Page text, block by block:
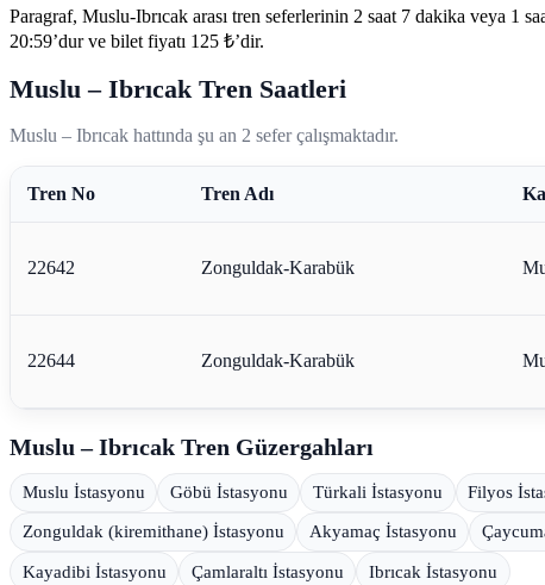
Paragraf, Muslu-Ibrıcak arası tren seferlerinin 2 saat 7 dakika veya 1
20:59’dur ve bilet fiyatı 125 ₺’dir.
Muslu – Ibrıcak Tren Saatleri
Muslu – Ibrıcak hattında şu an 2 sefer çalışmaktadır.
Tren No Tren Adı
22642 Zonguldak-Karabük
22644 Zonguldak-Karabük
Muslu – Ibrıcak Tren Güzergahları
Muslu İstasyonu Göbü İstasyonu Türkali İstasyonu Filyos
Zonguldak (kiremithane) İstasyonu Akyamaç İstasyonu
Kayadibi İstasyonu Çamlaraltı İstasyonu Ibrıcak İstasyonu